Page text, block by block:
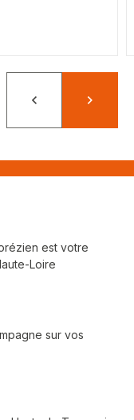
PrécédentSuivant
est votre
Loire
sur vos